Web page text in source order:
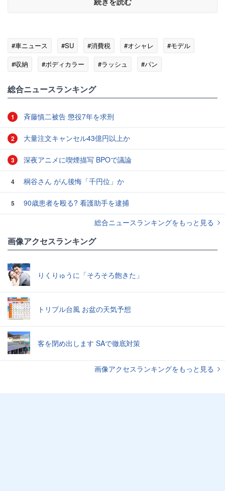
#車ニュース #SU #消費税 #オシャレ
#モデル
#収納
#ボディカラー #ラッシュ #パン
総合ニュースランキング
1 斉藤慎二被告 懲役7年を求刑
2 大量注文キャンセル43億円以上か
3 深夜アニメに喫煙描写 BPOで議論
4 桐谷さん がん後悔「千円位」か
5
90歳患者を殴る? 看護助手を逮捕
総合ニュースランキングをもっと見る
画像アクセスランキング
りくりゅうに「そろそろ飽きた」
トリプル台風 お盆の天気予想
客を閉め出します SAで徹底対策
画像アクセスランキングをもっと見る